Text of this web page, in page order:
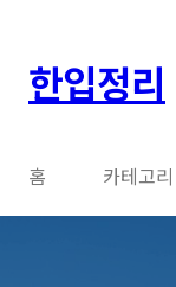
한입정리
홈 카테고리